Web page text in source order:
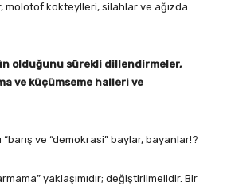
molotof kokteylleri, silahlar ve ağızda
olduğunu sürekli dillendirmeler,
ve küçümseme halleri ve
ve “demokrasi” baylar, bayanlar!?
yaklaşımıdır; değiştirilmelidir. Bir